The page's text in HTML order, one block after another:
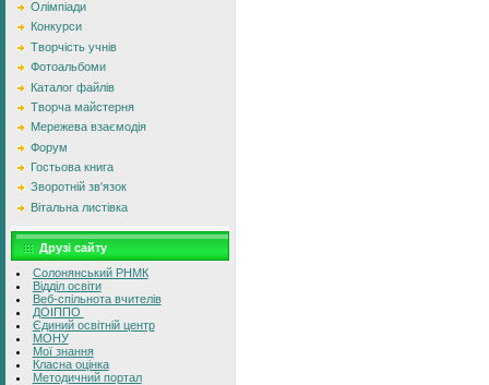
Олімпіади
Конкурси
Творчість учнів
Фотоальбоми
Каталог файлів
Творча майстерня
Мережева взаємодія
Форум
Гостьова книга
Зворотній зв'язок
Вітальна листівка
Друзі сайту
Солонянський РНМК
Відділ освіти
Веб-спільнота вчителів
ДОІППО
Єдиний освітній центр
МОНУ
Мої знання
Класна оцінка
Методичний портал